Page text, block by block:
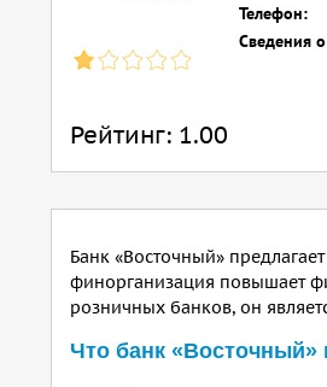
Телефон:
Сведения
Рейтинг: 1.00
Банк «Восточный»
финорганизация повышает
розничных банков, он
Что банк «Восточный»